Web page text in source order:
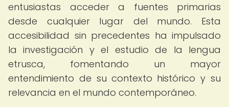
entusiastas acceder a fuentes primarias
desde cualquier lugar del mundo. Esta
accesibilidad sin precedentes ha impulsado
la investigación y el estudio de la lengua
etrusca, fomentando un mayor
entendimiento de su contexto histórico y su
relevancia en el mundo contemporáneo.